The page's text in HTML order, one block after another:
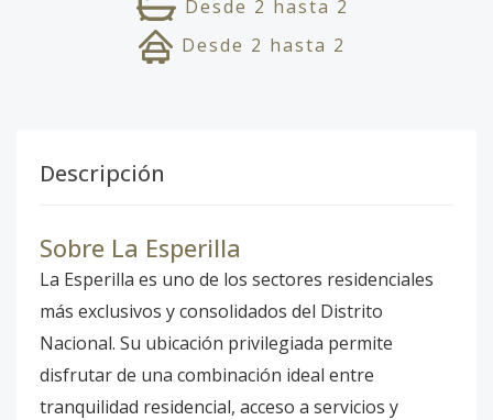
Desde 2 hasta 2
Desde 2 hasta 2
Descripción
Sobre La Esperilla
La Esperilla es uno de los sectores residenciales
más exclusivos y consolidados del Distrito
Nacional. Su ubicación privilegiada permite
disfrutar de una combinación ideal entre
tranquilidad residencial, acceso a servicios y